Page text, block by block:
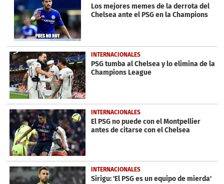
Los mejores memes de la derrota del
Chelsea ante el PSG en la Champions
INTERNACIONALES
PSG tumba al Chelsea y lo elimina de la
Champions League
INTERNACIONALES
El PSG no puede con el Montpellier
antes de citarse con el Chelsea
INTERNACIONALES
Sirigu: 'El PSG es un equipo de mierda'